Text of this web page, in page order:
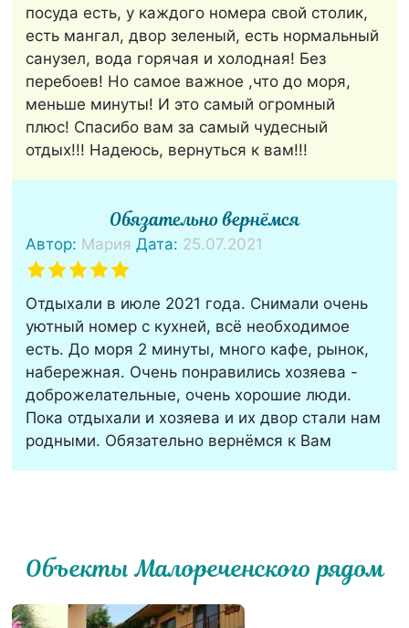
посуда есть, у каждого номера свой столик,
есть мангал, двор зеленый, есть нормальный
санузел, вода горячая и холодная! Без
перебоев! Но самое важное ,что до моря,
меньше минуты! И это самый огромный
плюс! Спасибо вам за самый чудесный
отдых!!! Надеюсь, вернуться к вам!!!
Обязательно вернёмся
Автор: Мария Дата: 25.07.2021
Отдыхали в июле 2021 года. Снимали очень
уютный номер с кухней, всё необходимое
есть. До моря 2 минуты, много кафе, рынок,
набережная. Очень понравились хозяева -
доброжелательные, очень хорошие люди.
Пока отдыхали и хозяева и их двор стали нам
родными. Обязательно вернёмся к Вам
Объекты Малореченского рядом